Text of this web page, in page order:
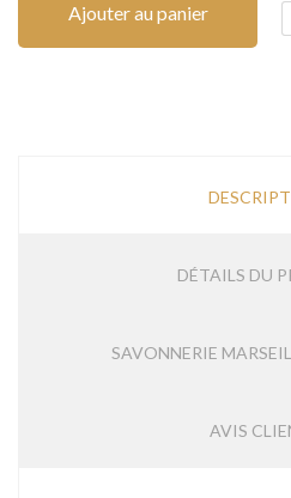
Ajouter au panier
DÉTAILS DU
SAVONNERIE
AVIS